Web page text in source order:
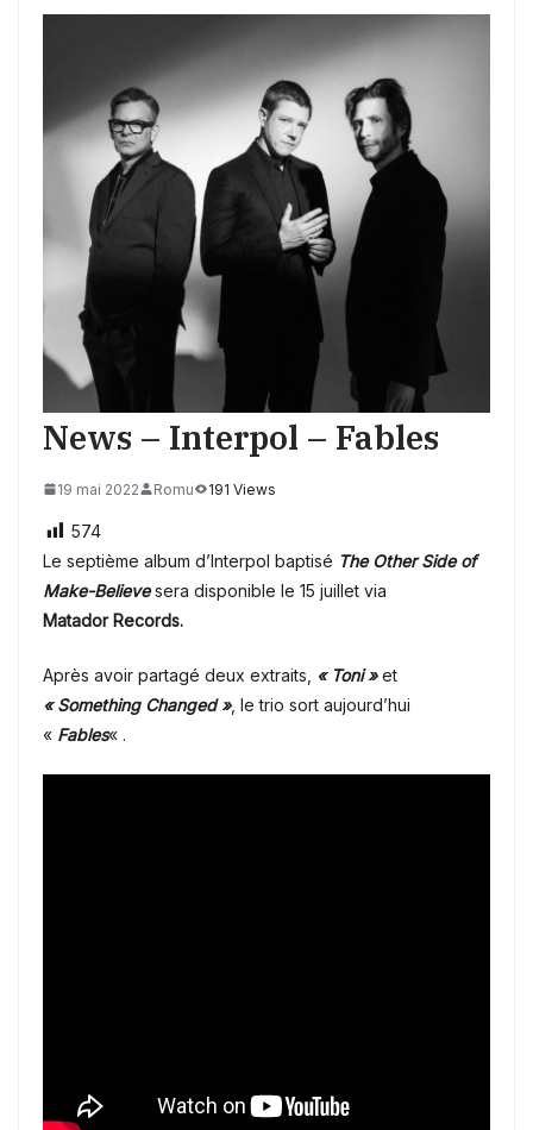
News – Interpol – Fables
19 mai 2022 Romu 191 Views
574
Le septième album d’Interpol baptisé The Other Side of
Make-Believesera disponible le 15 juillet via
MatadorRecords.
Après avoir partagé deux extraits, « Toni »et
« Something Changed », le trio sort aujourd’hui
« Fables« .